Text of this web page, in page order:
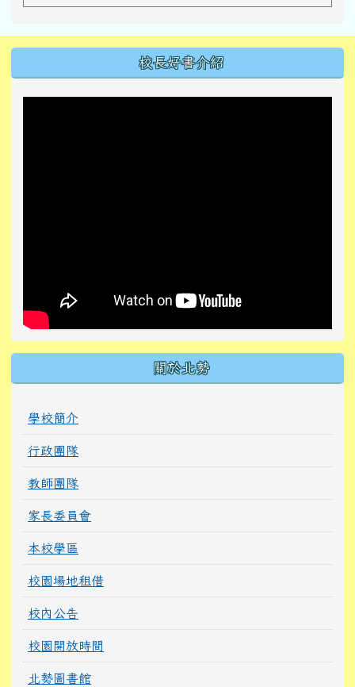
校長好書介紹
關於北勢
學校簡介
行政團隊
教師團隊
家長委員會
本校學區
校園場地租借
校內公告
校園開放時間
北勢圖書館